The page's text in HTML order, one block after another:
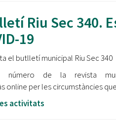
Riu Sec 340.
19
el butlletí municipal Riu Sec 340
número de la revista
online per les circumstàncies
activitats